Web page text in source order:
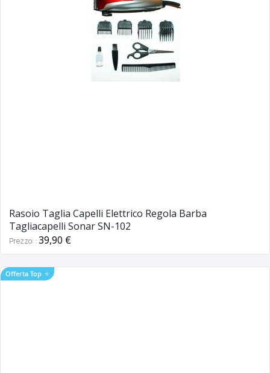
Rasoio Taglia Capelli Elettrico Regola Barba
Tagliacapelli Sonar SN-102
Prezzo: 39,90 €
Offerta Top ⭐